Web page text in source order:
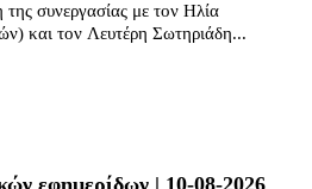
συνεργασίας με τον Ηλία
και τον Λευτέρη Σωτηριάδη...